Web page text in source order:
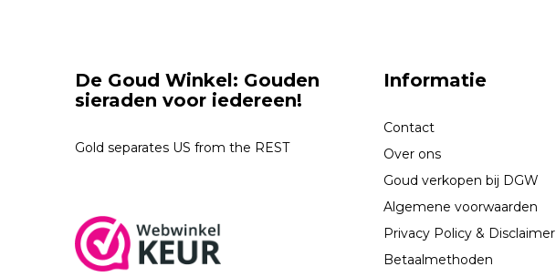
De Goud Winkel: Gouden
sieraden voor iedereen!
Gold separates US from the REST
Informatie
Contact
Over ons
Goud verkopen bij DGW
Algemene voorwaarden
Privacy Policy & Disclaimer
Betaalmethoden